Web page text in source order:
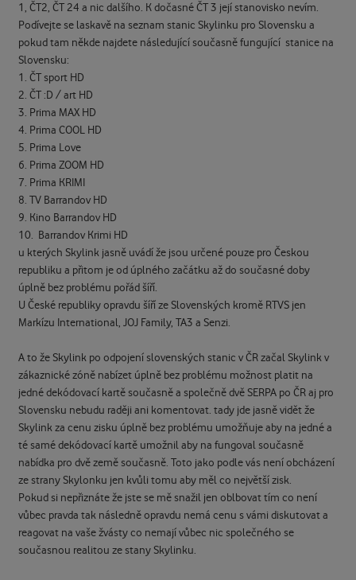
1, ČT2, ČT 24 a nic dalšího. K dočasné ČT 3 její stanovisko nevím.
Podívejte se laskavě na seznam stanic Skylinku pro Slovensku a
pokud tam někde najdete následující současně fungující stanice na
Slovensku:
1. ČT sport HD
2. ČT :D / art HD
3. Prima MAX HD
4. Prima COOL HD
5. Prima Love
6. Prima ZOOM HD
7. Prima KRIMI
8. TV Barrandov HD
9. Kino Barrandov HD
10. Barrandov Krimi HD
u kterých Skylink jasně uvádí že jsou určené pouze pro Českou
republiku a přitom je od úplného začátku až do současné doby
úplně bez problému pořád šíří.
U České republiky opravdu šíří ze Slovenských kromě RTVS jen
Markízu International, JOJ Family, TA3 a Senzi.
A to že Skylink po odpojení slovenských stanic v ČR začal Skylink v
zákaznické zóně nabízet úplně bez problému možnost platit na
jedné dekódovací kartě současně a společně dvě SERPA po ČR aj pro
Slovensku nebudu raději ani komentovat. tady jde jasně vidět že
Skylink za cenu zisku úplně bez problému umožňuje aby na jedné a
té samé dekódovací kartě umožnil aby na fungoval současně
nabídka pro dvě země současně. Toto jako podle vás není obcházení
ze strany Skylonku jen kvůli tomu aby měl co největší zisk.
Pokud si nepřiznáte že jste se mě snažil jen oblbovat tím co není
vůbec pravda tak následně opravdu nemá cenu s vámi diskutovat a
reagovat na vaše žvásty co nemají vůbec nic společného se
současnou realitou ze stany Skylinku.